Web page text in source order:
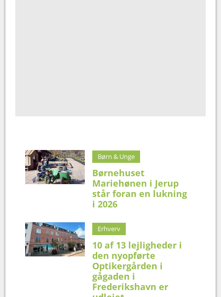
Børn & Unge
Børnehuset
Mariehønen i Jerup
står foran en lukning
i 2026
Erhverv
10 af 13 lejligheder i
den nyopførte
Optikergården i
gågaden i
Frederikshavn er